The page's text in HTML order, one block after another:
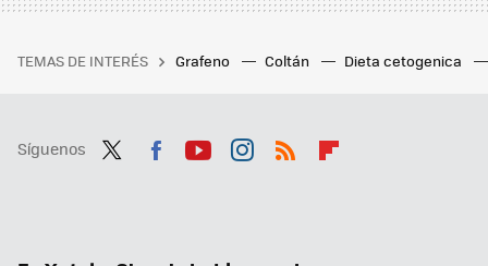
TEMAS DE INTERÉS Grafeno Coltán Dieta cetogenica
Síguenos